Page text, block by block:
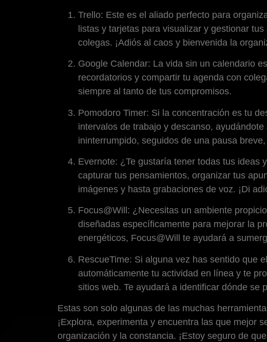
Trello: Este es el aliado perfecto para
listas y tarjetas para visualizar y gestionar
colegas. ¡Adiós al caos y bienvenida la
Google Calendar: La vida sin un calendario
recordatorios y compartir tu agenda con
siempre al tanto de tus compromisos.
Pomodoro Timer: Si la concentración es tu
intervalos de trabajo y descanso,
ininterrumpido, seguidos de una pausa
Evernote: ¿Te gustaría tener todas tus ideas
capturar tus pensamientos, organizar tus
imágenes y hasta grabaciones de voz. ¡Di
Focus@Will: ¿Necesitas un ambiente
diseñadas específicamente para mejorar la
energéticos, Focus@Will te ayudará a
RescueTime: Si alguna vez has sentido que
automáticamente tu actividad en línea y te
sitios web. Te ayudará a identificar dónde se
Estas son solo algunas de las muchas
¡Explora, experimenta y encuentra las que mejor
organización y la constancia. ¡Estoy seguro de